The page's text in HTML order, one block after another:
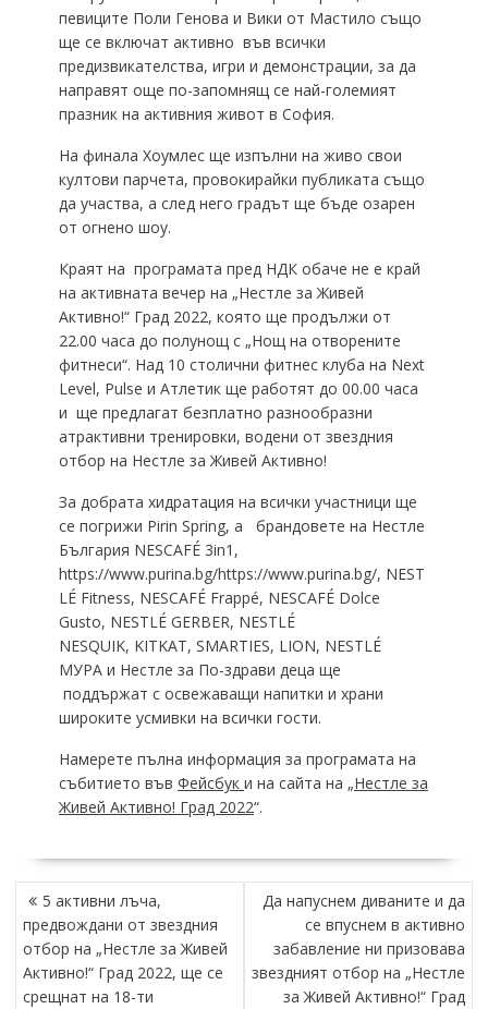
певиците Поли Генова и Вики от Мастило също
ще се включат активно във всички
предизвикателства, игри и демонстрации, за да
направят още по-запомнящ се най-големият
празник на активния живот в София.
На финала Хоумлес ще изпълни на живо свои
култови парчета, провокирайки публиката също
да участва, а след него градът ще бъде озарен
от огнено шоу.
Краят на програмата пред НДК обаче не е край
на активната вечер на „Нестле за Живей
Активно!“ Град 2022, която ще продължи от
22.00 часа до полунощ с „Нощ на отворените
фитнеси“. Над 10 столични фитнес клуба на Next
Level, Pulse и Атлетик ще работят до 00.00 часа
и ще предлагат безплатно разнообразни
атрактивни тренировки, водени от звездния
отбор на Нестле за Живей Активно!
За добрата хидратация на всички участници ще
се погрижи Pirin Spring, a брандовете на Нестле
България NESCAFÉ 3in1,
https://www.purina.bg/https://www.purina.bg/, NEST
LÉ Fitness, NESCAFÉ Frappé, NESCAFÉ Dolce
Gusto, NESTLÉ GERBER, NESTLÉ
NESQUIK, KITKAT, SMARTIES, LION, NESTLÉ
МУРА и Нестле за По-здрави деца ще
поддържат с освежаващи напитки и храни
широките усмивки на всички гости.
Намерете пълна информация за програмата на
събитието във Фейсбук и на сайта на „Нестле за
Живей Активно! Град 2022“.
НАВИГАЦИЯ
5 активни лъча,
предвождани от звездния
отбор на „Нестле за Живей
Активно!“ Град 2022, ще се
срещнат на 18-ти
Да напуснем диваните и да
се впуснем в активно
забавление ни призовава
звездният отбор на „Нестле
за Живей Активно!“ Град